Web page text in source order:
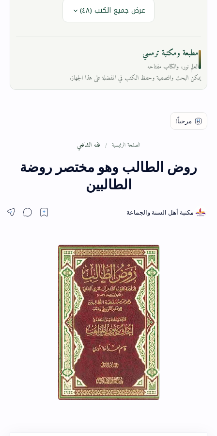
عرض جميع الكتب (٤٨)
مطبعة ومكتبة ترمسي
العلم نور، والكتاب مفتاحه
يمكن البحث والتصفية وحفظ الكتب في المفضلة على هذا الجهاز.
الصفحة الرئيسية فقه الشافعي
روض الطالب وهو مختصر روضة
الطالبين